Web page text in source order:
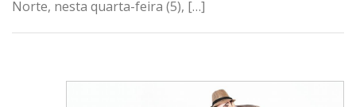
Norte, nesta quarta-feira (5), […]